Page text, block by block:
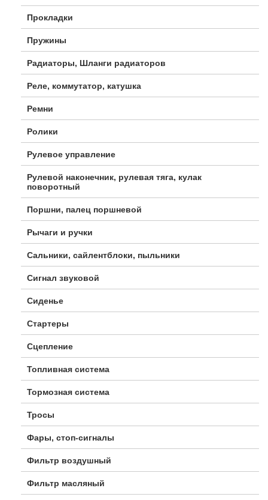
Прокладки
Пружины
Радиаторы, Шланги радиаторов
Реле, коммутатор, катушка
Ремни
Ролики
Рулевое управление
Рулевой наконечник, рулевая тяга, кулак
поворотный
Поршни, палец поршневой
Рычаги и ручки
Сальники, сайлентблоки, пыльники
Сигнал звуковой
Сиденье
Стартеры
Сцепление
Топливная система
Тормозная система
Тросы
Фары, стоп-сигналы
Фильтр воздушный
Фильтр масляный